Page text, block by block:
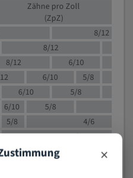
Zähne pro Zoll
(ZpZ)
8/12
8/12
8/12 6/10
6/10
5/8
6/10
5/8
6/10 5/8
5/8
4/6
4/6
4/5
×